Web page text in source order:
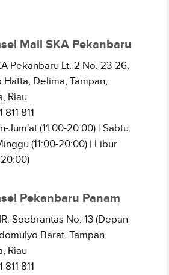
Mall SKA Pekanbaru
Pekanbaru Lt. 2 No. 23-26,
Delima, Tampan,
Riau
811
Jum'at (11:00-20:00) | Sabtu
(11:00-20:00) | Libur
20:00)
Pekanbaru Panam
Soebrantas No. 13 (Depan
Barat, Tampan,
Riau
811